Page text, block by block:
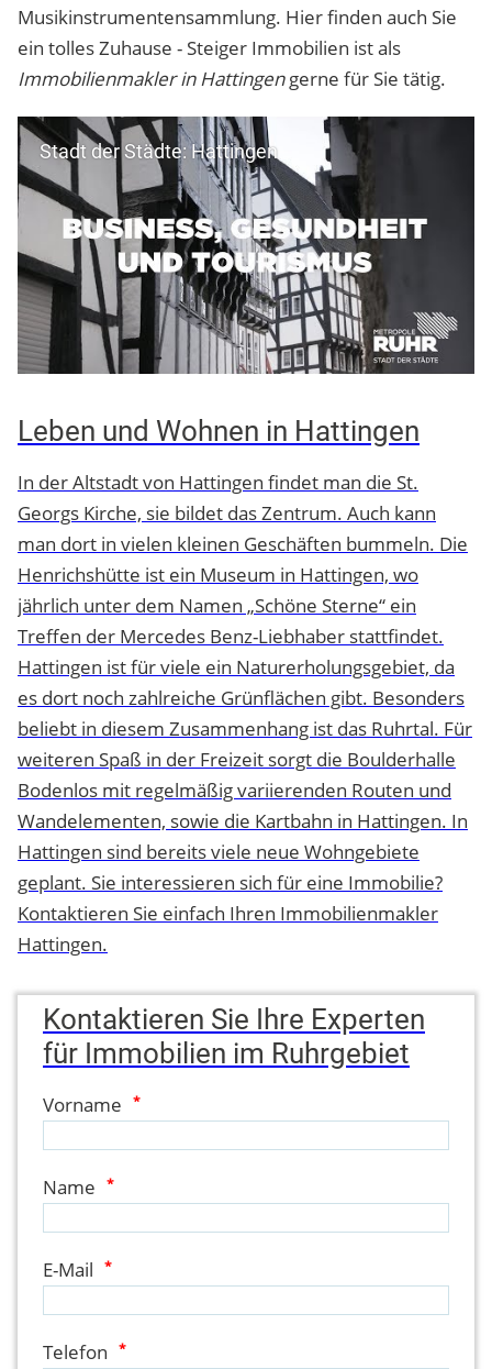
Musikinstrumentensammlung. Hier finden auch Sie
ein tolles Zuhause - Steiger Immobilien ist als
Immobilienmakler in Hattingengerne für Sie tätig.
Stadt der Städte: Hattingen
Leben und Wohnen in Hattingen
In der Altstadt von Hattingen findet man die St.
Georgs Kirche, sie bildet das Zentrum. Auch kann
man dort in vielen kleinen Geschäften bummeln. Die
Henrichshütte ist ein Museum in Hattingen, wo
jährlich unter dem Namen „Schöne Sterne“ ein
Treffen der Mercedes Benz-Liebhaber stattfindet.
Hattingen ist für viele ein Naturerholungsgebiet, da
es dort noch zahlreiche Grünflächen gibt. Besonders
beliebt in diesem Zusammenhang ist das Ruhrtal. Für
weiteren Spaß in der Freizeit sorgt die Boulderhalle
Bodenlos mit regelmäßig variierenden Routen und
Wandelementen, sowie die Kartbahn in Hattingen. In
Hattingen sind bereits viele neue Wohngebiete
geplant. Sie interessieren sich für eine Immobilie?
Kontaktieren Sie einfach Ihren Immobilienmakler
Hattingen.
Kontaktieren Sie Ihre Experten
für Immobilien im Ruhrgebiet
Vorname *
Name *
E-Mail *
Telefon *